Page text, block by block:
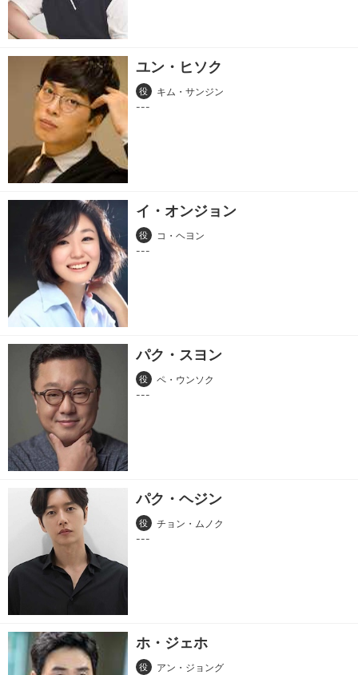
ユン・ヒソク
役 キム・サンジン
イ・オンジョン
役 コ・ヘヨン
パク・スヨン
役 ペ・ウンソク
パク・ヘジン
役 チョン・ムノク
ホ・ジェホ
役 アン・ジョング